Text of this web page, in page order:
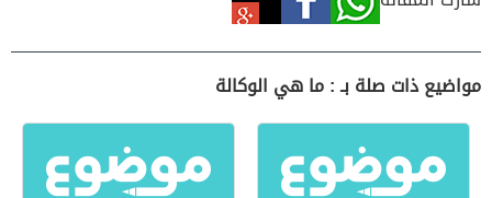
مواضيع ذات صلة بـ : ما هي الوكالة